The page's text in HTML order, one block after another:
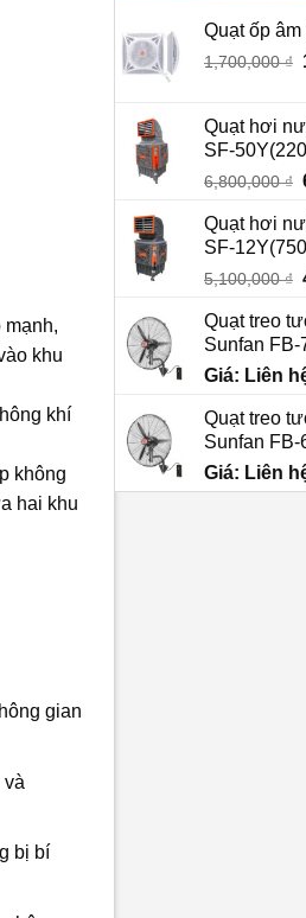
mạnh,
khu
khí
không
hai khu
gian
và
bị bí
Quạt ốp
1,700,000₫
Quạt hơi
SF-
6,800,000₫
Quạt hơi
SF-
5,100,000₫
Quạt treo
Sunfan FB-
Giá: Liên
Quạt treo
Sunfan FB-
Giá: Liên